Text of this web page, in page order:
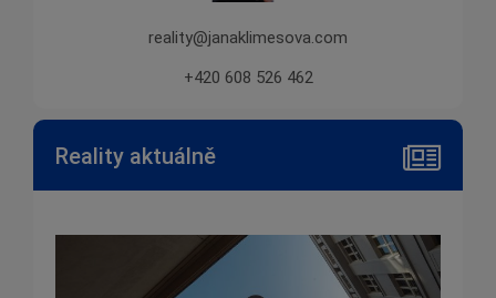
reality@janaklimesova.com
+420 608 526 462
Reality aktuálně